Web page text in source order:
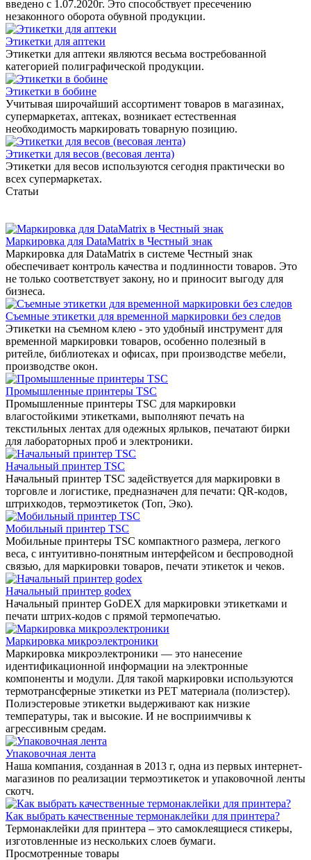
введено с 1.07.2020г. Это способствует пресечению
незаконного оборота обувной продукции.
Этикетки для аптеки
Этикетки для аптеки являются весьма востребованной
категорией полиграфической продукции.
Этикетки в бобине
Учитывая широчайший ассортимент товаров в магазинах,
супермаркетах, аптеках, возникает естественная
необходимость маркировать товарную позицию.
Этикетки для весов (весовая лента)
Этикетки для весов используются сегодня практически во
всех супермаркетах.
Статьи
Маркировка для DataMatrix в Честный знак
Маркировка для DataMatrix в системе Честный знак
обеспечивает контроль качества и подлинности товаров. Это
не только соответствует закону, но и приносит выгоду для
бизнеса.
Съемные этикетки для временной маркировки без следов
Этикетки на съемном клею - это удобный инструмент для
временной маркировки товаров, особенно полезный в
ритейле, библиотеках и офисах, при производстве мебели,
производстве окон.
Промышленные принтеры TSC
Промышленные принтеры TSC для маркировки
влагостойкими этикетками, выполняют печать на
текстильных лентах для одежных ярлыков, печатают бирки
для лабораторных проб и электроники.
Начальный принтер TSC
Начальный принтер TSC задействуется для маркировки в
торговле и логистике, предназначен для печати: QR-кодов,
штрихкодов, термоэтикеток (Топ, Эко).
Мобильный принтер TSC
Мобильные принтеры TSC компактного размера, легкого
веса, с интуитивно-понятным интерфейсом и беспроводной
связью, для маркировки товаров, печати этикеток и чеков.
Начальный принтер godex
Начальный принтер GoDEX для маркировки этикетками и
печати штрих-кодов с прямой термопечатью.
Маркировка микроэлектроники
Маркировка микроэлектроники — это нанесение
идентификационной информации на электронные
компоненты и модули. Для такой маркировки используются
термотрансферные этикетки из PET материала (полиэстер).
Полиэстеровые этикетки выдерживают как низкие
температуры, так и высокие. И не восприимчивы к
агрессивным средам.
Упаковочная лента
Наша компания, созданная в 2013 г, одна из первых интернет-
магазинов по реализации термоэтикеток и упаковочной ленты
скотч.
Как выбрать качественные термонаклейки для принтера?
Термонаклейки для принтера – это самоклеящиеся стикеры,
изготовленные из нескольких слоев бумаги.
Просмотренные товары